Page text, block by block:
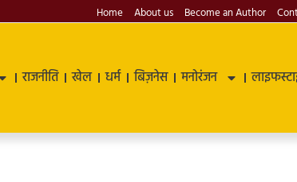
Home About us Become an Author
राजनीति खेल धर्म बिज़नेस मनोरंजन